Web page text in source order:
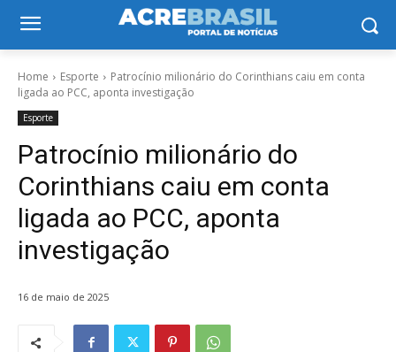
Home Esporte
Patrocínio milionário do Corinthians caiu em conta
ligada ao PCC, aponta investigação
Esporte
Patrocínio milionário do
Corinthians caiu em conta
ligada ao PCC, aponta
investigação
16 de maio de 2025